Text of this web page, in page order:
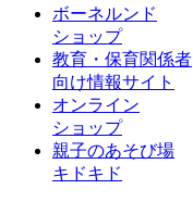
ボーネルンド
ショップ
教育・保育関係者
向け情報サイト
オンライン
ショップ
親子のあそび場
キドキド